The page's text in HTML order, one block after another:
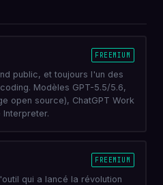
FREEMIUM
public, et toujours l'un des
Modèles GPT-5.5/5.6,
open source), ChatGPT Work
Interpreter.
FREEMIUM
qui a lancé la révolution